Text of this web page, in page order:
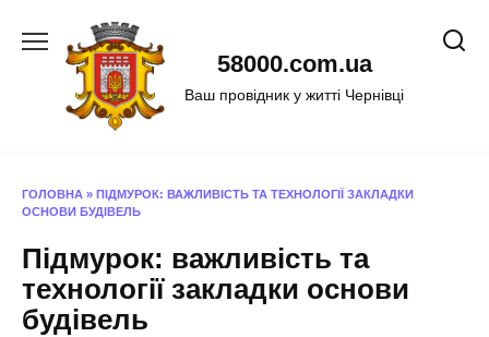
58000.com.ua
Ваш провідник у житті Чернівці
ГОЛОВНА » ПІДМУРОК: ВАЖЛИВІСТЬ ТА ТЕХНОЛОГІЇ ЗАКЛАДКИ
ОСНОВИ БУДІВЕЛЬ
Підмурок: важливість та
технології закладки основи
будівель